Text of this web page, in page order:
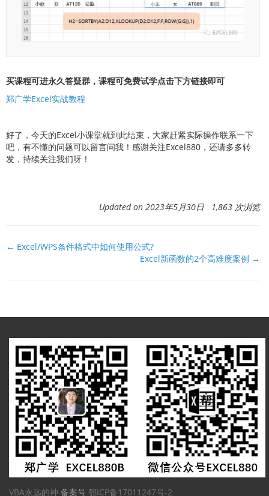
买课程可进永久答疑群，课程可免费试学点击下方链接即可
郑广学Excel实战教程
好了，今天的Excel小课堂就到此结束，大家赶紧实际操作联系一下
吧，有不懂的问题可以留言问我！感谢关注Excel880，还请多多转
发，持续关注我们呀！
Updated on 2023年5月30日 1,863 次浏览
文
← Excel/WPS条件格式中如何使用公式?
Excel新函数的2个高难度案例 →
VBA永远的神 备案号 鄂ICP备17011247号-2